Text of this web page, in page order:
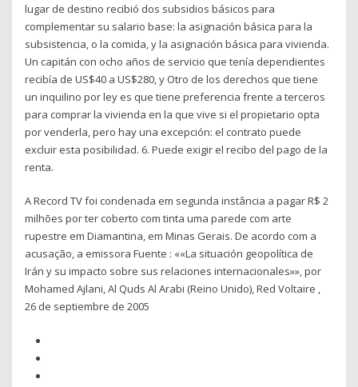
lugar de destino recibió dos subsidios básicos para
complementar su salario base: la asignación básica para la
subsistencia, o la comida, y la asignación básica para vivienda.
Un capitán con ocho años de servicio que tenía dependientes
recibía de US$40 a US$280, y Otro de los derechos que tiene
un inquilino por ley es que tiene preferencia frente a terceros
para comprar la vivienda en la que vive si el propietario opta
por venderla, pero hay una excepción: el contrato puede
excluir esta posibilidad. 6. Puede exigir el recibo del pago de la
renta.
A Record TV foi condenada em segunda instância a pagar R$ 2
milhões por ter coberto com tinta uma parede com arte
rupestre em Diamantina, em Minas Gerais. De acordo com a
acusação, a emissora Fuente : ««La situación geopolítica de
Irán y su impacto sobre sus relaciones internacionales»», por
Mohamed Ajlani, Al Quds Al Arabi (Reino Unido), Red Voltaire ,
26 de septiembre de 2005